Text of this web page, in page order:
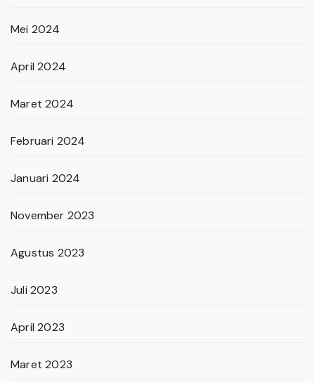
Mei 2024
April 2024
Maret 2024
Februari 2024
Januari 2024
November 2023
Agustus 2023
Juli 2023
April 2023
Maret 2023